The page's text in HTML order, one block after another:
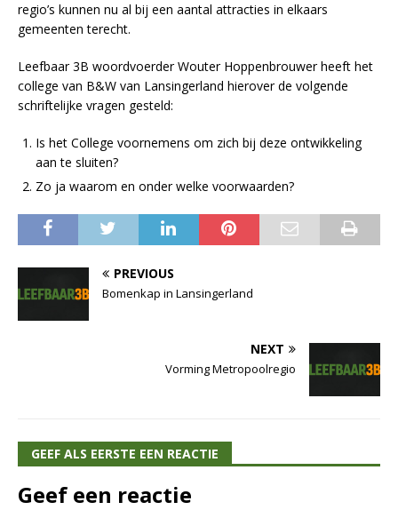
regio’s kunnen nu al bij een aantal attracties in elkaars
gemeenten terecht.
Leefbaar 3B woordvoerder Wouter Hoppenbrouwer heeft het
college van B&W van Lansingerland hierover de volgende
schriftelijke vragen gesteld:
Is het College voornemens om zich bij deze ontwikkeling
aan te sluiten?
Zo ja waarom en onder welke voorwaarden?
PREVIOUS
Bomenkap in Lansingerland
NEXT
Vorming Metropoolregio
GEEF ALS EERSTE EEN REACTIE
Geef een reactie